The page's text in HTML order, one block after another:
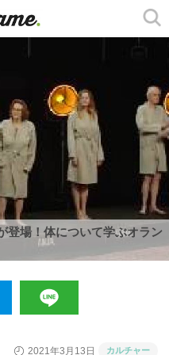
登場！体について学ぶオラン
2021年3月13日 カルチャー